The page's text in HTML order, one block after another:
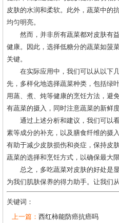
皮肤的水润和柔软。此外，蔬菜中的
均匀明亮。
然而，并非所有蔬菜都对皮肤有
健康。因此，选择低糖分的蔬菜如菠
关键。
在实际应用中，我们可以从以下
先，多样化地选择蔬菜种类，包括绿
用蒸、煮、炖等健康的烹饪方法，避
有蔬菜的摄入，同时注意蔬菜的新鲜度
通过上述分析和建议，我们可以
素等成分的补充，以及膳食纤维的摄
有助于减少皮肤损伤和炎症，保持皮
蔬菜的选择和烹饪方式，以确保最大
总之，多吃蔬菜对皮肤的好处是
为我们肌肤保养的得力助手。让我们
关键词：
上一篇： 西红柿能防癌抗癌吗